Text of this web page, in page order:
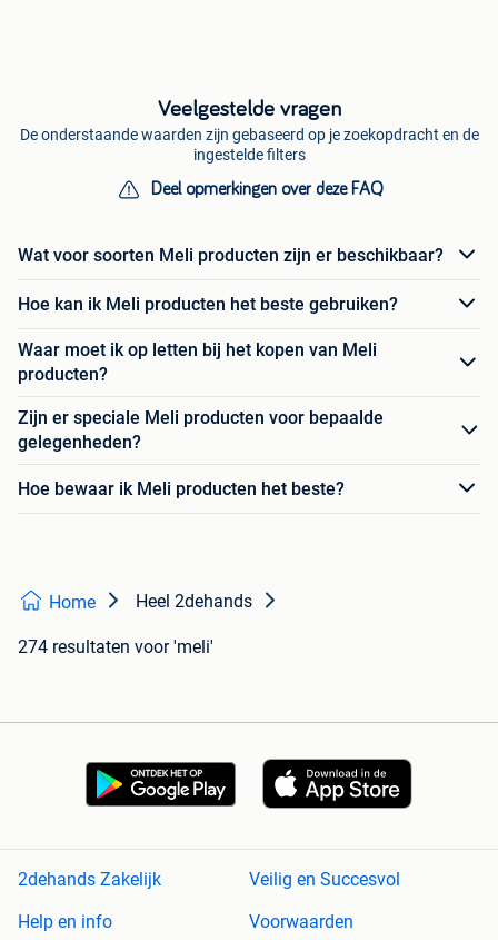
Veelgestelde vragen
De onderstaande waarden zijn gebaseerd op je zoekopdracht en de
ingestelde filters
Deel opmerkingen over deze FAQ
Wat voor soorten Meli producten zijn er beschikbaar?
Hoe kan ik Meli producten het beste gebruiken?
Waar moet ik op letten bij het kopen van Meli
producten?
Zijn er speciale Meli producten voor bepaalde
gelegenheden?
Hoe bewaar ik Meli producten het beste?
Home Heel 2dehands
274 resultaten voor 'meli'
2dehands Zakelijk
Veilig en Succesvol
Help en info
Voorwaarden